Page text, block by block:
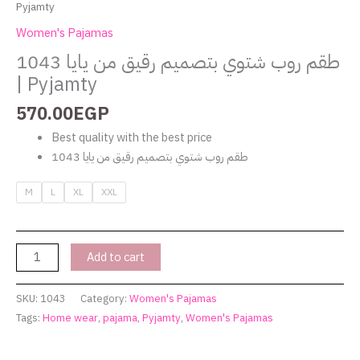
Pyjamty
Women's Pajamas
طقم روب شتوي بتصميم رقيق من يايا 1043
| Pyjamty
570.00EGP
Best quality with the best price
طقم روب شتوي بتصميم رقيق من يايا 1043
M L XL XXL
Add to cart
SKU: 1043 Category: Women's Pajamas
Tags: Home wear, pajama, Pyjamty, Women's Pajamas